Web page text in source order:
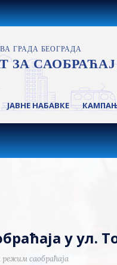
ЈАВНЕ НАБАВКЕ
у ул.
саобраћаја